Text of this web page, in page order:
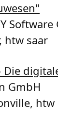
Software
htw saar
GmbH
htw